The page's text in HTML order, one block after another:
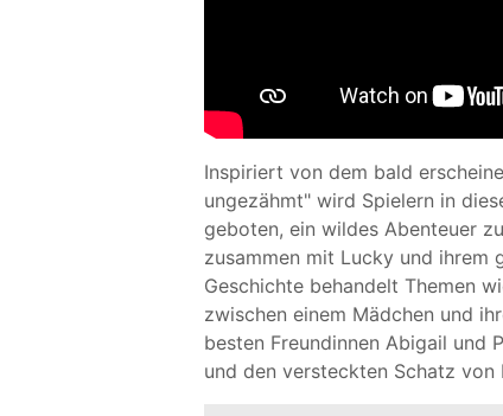
Inspiriert von dem bald
ungezähmt" wird Spielern in
geboten, ein wildes Abenteuer
zusammen mit Lucky und ihrem
Geschichte behandelt Themen
zwischen einem Mädchen und
besten Freundinnen Abigail und
und den versteckten Schatz von